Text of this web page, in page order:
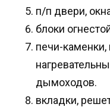
п/п двери,
блоки
печи-каменки,
дымоходов.
вкладки,